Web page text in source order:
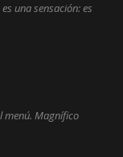
una sensación: es
menú. Magnífico